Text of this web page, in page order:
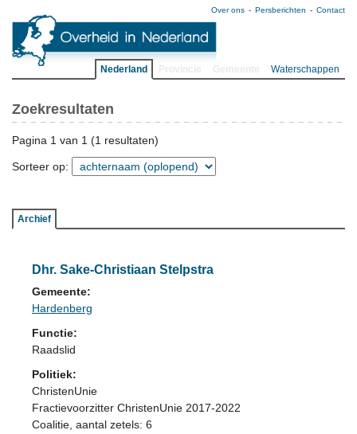
Over ons Persberichten Contact
Nederland Waterschappen
Zoekresultaten
Pagina 1 van 1 (1 resultaten)
Sorteer op:
Archief
Dhr. Sake-Christiaan Stelpstra
Gemeente:
Hardenberg
Functie:
Raadslid
Politiek:
ChristenUnie
Fractievoorzitter ChristenUnie 2017-2022
Coalitie , aantal zetels: 6